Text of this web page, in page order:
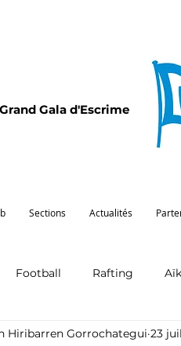
Grand Gala d'Escrime
Sections Actualités
Football Rafting
Pelote
Hiribarren Gorrochategui 23